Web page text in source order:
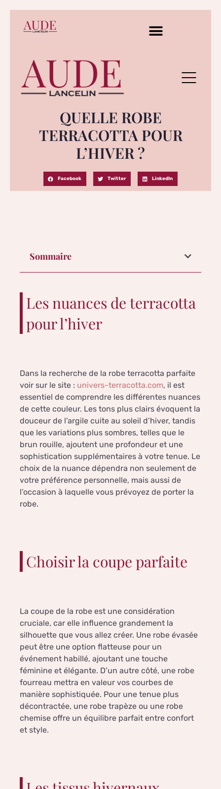
QUELLE ROBE
TERRACOTTA POUR
L’HIVER ?
Facebook Twitter LinkedIn
Sommaire
Les nuances de terracotta
pour l’hiver
Dans la recherche de la robe terracotta parfaite
voir sur le site : univers-terracotta.com, il est
essentiel de comprendre les différentes nuances
de cette couleur. Les tons plus clairs évoquent la
douceur de l’argile cuite au soleil d’hiver, tandis
que les variations plus sombres, telles que le
brun rouille, ajoutent une profondeur et une
sophistication supplémentaires à votre tenue. Le
choix de la nuance dépendra non seulement de
votre préférence personnelle, mais aussi de
l’occasion à laquelle vous prévoyez de porter la
robe.
Choisir la coupe parfaite
La coupe de la robe est une considération
cruciale, car elle influence grandement la
silhouette que vous allez créer. Une robe évasée
peut être une option flatteuse pour un
événement habillé, ajoutant une touche
féminine et élégante. D’un autre côté, une robe
fourreau mettra en valeur vos courbes de
manière sophistiquée. Pour une tenue plus
décontractée, une robe trapèze ou une robe
chemise offre un équilibre parfait entre confort
et style.